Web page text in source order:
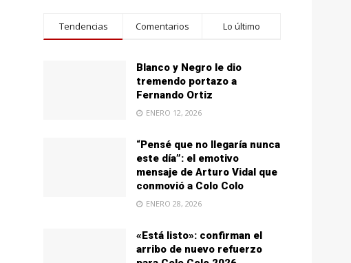
Tendencias Comentarios Lo último
Blanco y Negro le dio
tremendo portazo a
Fernando Ortiz
ENERO 12, 2026
“Pensé que no llegaría nunca
este día”: el emotivo
mensaje de Arturo Vidal que
conmovió a Colo Colo
ENERO 28, 2026
«Está listo»: confirman el
arribo de nuevo refuerzo